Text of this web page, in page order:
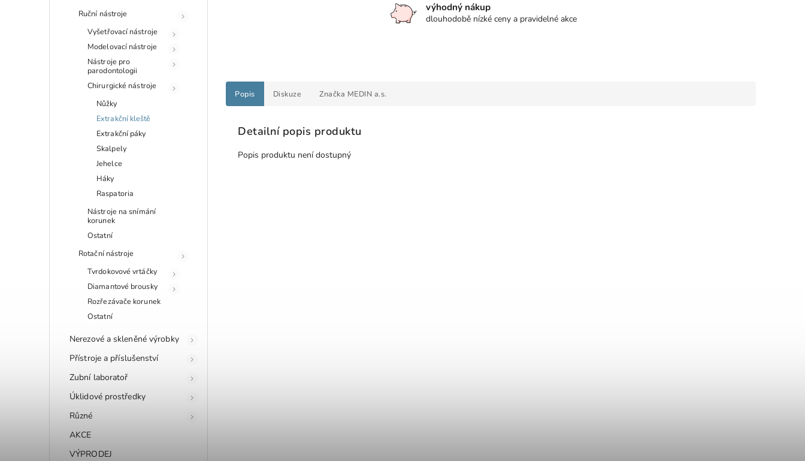
Ruční nástroje
Vyšetřovací nástroje
Modelovací nástroje
Nástroje pro
parodontologii
Chirurgické nástroje
Nůžky
Extrakční kleště
Extrakční páky
Skalpely
Jehelce
Háky
Raspatoria
Nástroje na snímání
korunek
Ostatní
Rotační nástroje
Tvrdokovové vrtáčky
Diamantové brousky
Rozřezávače korunek
Ostatní
Nerezové a skleněné výrobky
Přístroje a příslušenství
Zubní laboratoř
Úklidové prostředky
Různé
AKCE
VÝPRODEJ
výhodný nákup
dlouhodobě nízké ceny a pravidelné akce
Popis Diskuze Značka MEDIN a.s.
Detailní popis produktu
Popis produktu není dostupný